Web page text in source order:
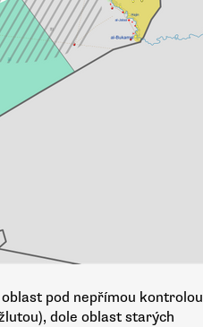
pod nepřímou kontrolou
dole oblast starých